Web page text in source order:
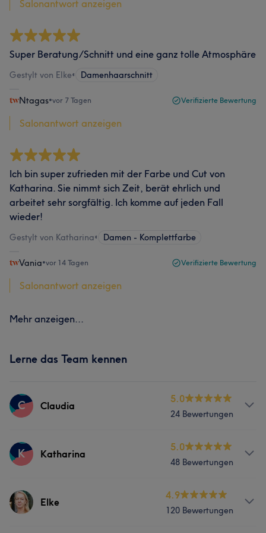
Salonantwort anzeigen
Super Beratung/Schnitt und eine ganz tolle Atmosphäre
Gestylt von Elke• Damenhaarschnitt
Ntagas•vor 7 Tagen Verifizierte Bewertung
Salonantwort anzeigen
Ich bin super zufrieden mit der Farbe und Cut von
Katharina. Sie nimmt sich Zeit, berät ehrlich und
arbeitet sehr sorgfältig. Ich komme auf jeden Fall
wieder!
Gestylt von Katharina• Damen - Komplettfarbe
Vania•vor 14 Tagen Verifizierte Bewertung
Salonantwort anzeigen
Mehr anzeigen...
Lerne das Team kennen
C Claudia
5.0
24 Bewertungen
Services
Was unsere Kunden über Claudia sagen
K Katharina
5.0
48 Bewertungen
Services
Elke
4.9
120 Bewertungen